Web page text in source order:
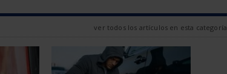
ver todos los artículos en esta categoría